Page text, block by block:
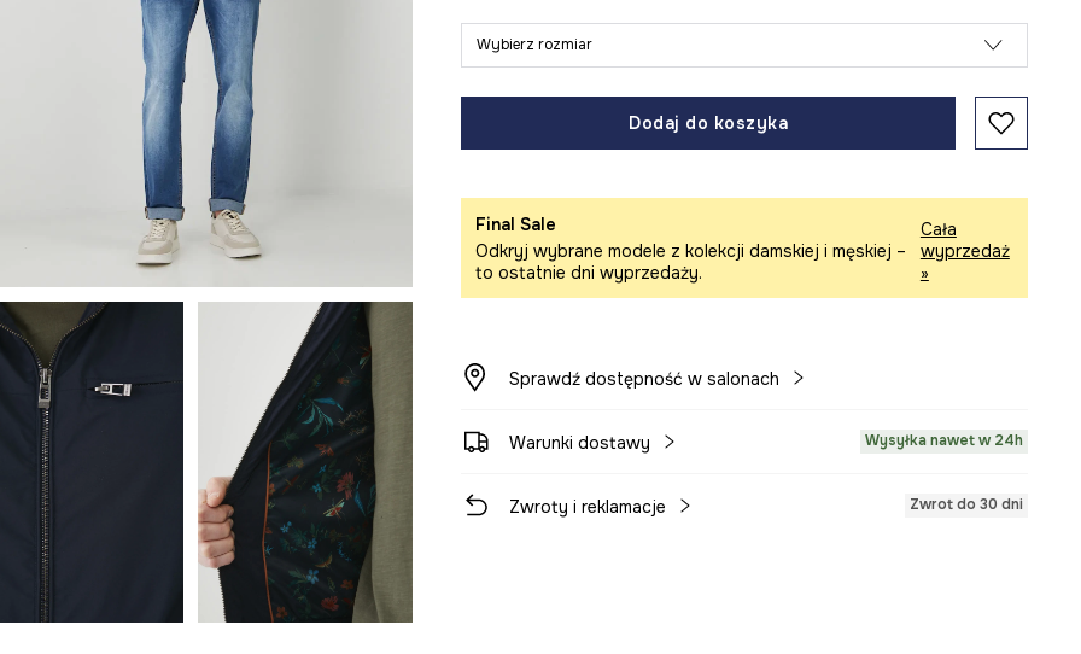
Wybierz rozmiar
Dodaj do koszyka
Final Sale
Odkryj wybrane modele z kolekcji damskiej i męskiej –
to ostatnie dni wyprzedaży.
Cała
wyprzedaż
»
Sprawdź dostępność w salonach
Warunki dostawy Wysyłka nawet w 24h
Zwroty i reklamacje Zwrot do 30 dni